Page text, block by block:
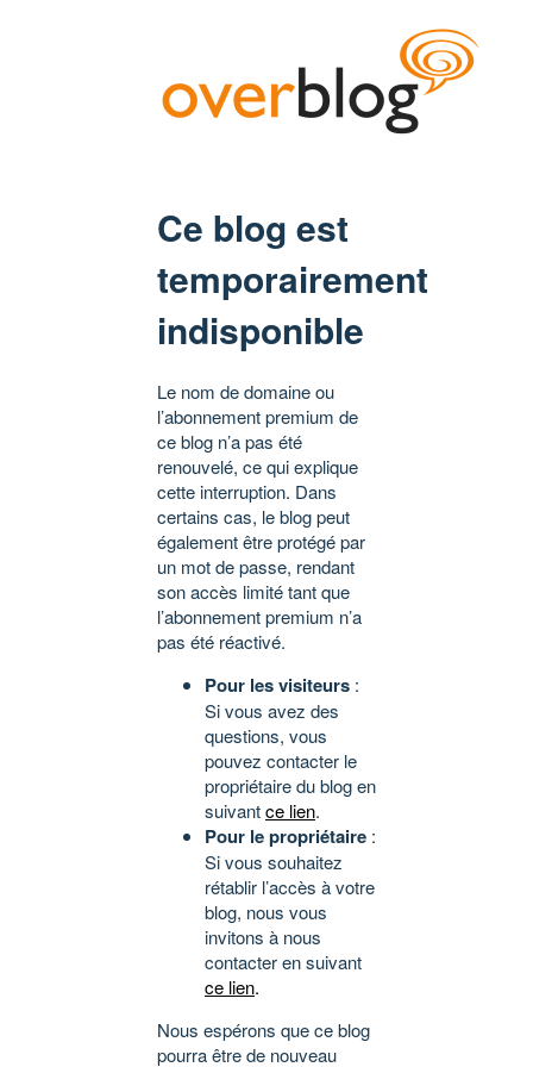
Ce blog est
temporairement
indisponible
Le nom de domaine ou
l’abonnement premium de
ce blog n’a pas été
renouvelé, ce qui explique
cette interruption. Dans
certains cas, le blog peut
également être protégé par
un mot de passe, rendant
son accès limité tant que
l’abonnement premium n’a
pas été réactivé.
Pour les visiteurs :
Si vous avez des
questions, vous
pouvez contacter le
propriétaire du blog en
suivantce lien.
Pour le propriétaire :
Si vous souhaitez
rétablir l’accès à votre
blog, nous vous
invitons à nous
contacter en suivant
ce lien.
Nous espérons que ce blog
pourra être de nouveau